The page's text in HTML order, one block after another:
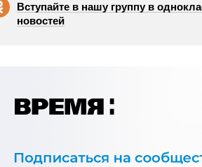
Вступайте в нашу группу в
новостей